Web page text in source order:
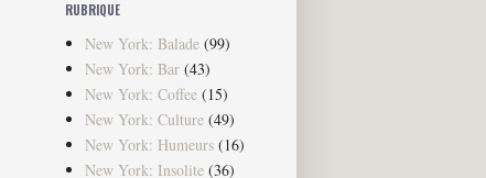
RUBRIQUE
New York: Balade (99)
New York: Bar (43)
New York: Coffee (15)
New York: Culture (49)
New York: Humeurs (16)
New York: Insolite (36)